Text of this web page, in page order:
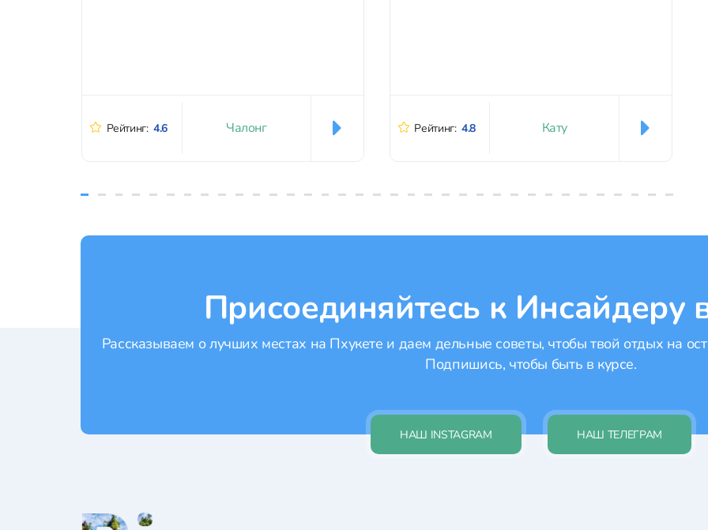
Рейтинг: 4.6 Чалонг Рейтинг: 4.8 Кату
Присоединяйтесь к Инсайдеру
Рассказываем о лучших местах на Пхукете и даем дельные советы, чтобы твой отдых на
Подпишись, чтобы быть в курсе.
НАШ INSTAGRAM НАШ ТЕЛЕГРАМ